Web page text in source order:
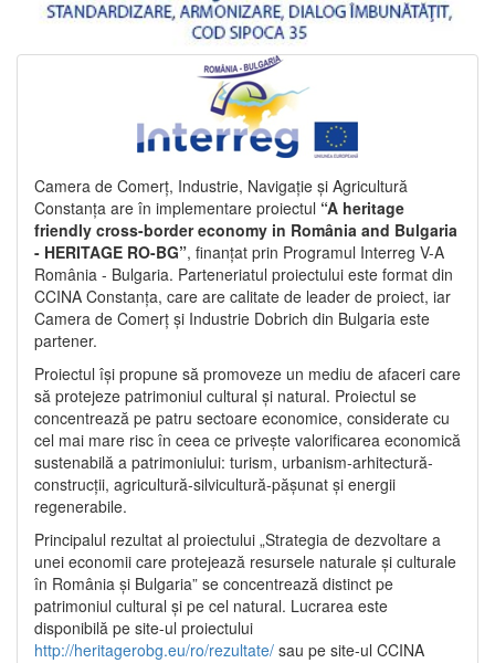
Camera de Comerț, Industrie, Navigație și Agricultură
Constanța are în implementare proiectul “A heritage
friendly cross-border economy in România and Bulgaria
- HERITAGE RO-BG”, finanțat prin Programul Interreg V-A
România - Bulgaria. Parteneriatul proiectului este format din
CCINA Constanța, care are calitate de leader de proiect, iar
Camera de Comerț și Industrie Dobrich din Bulgaria este
partener.
Proiectul își propune să promoveze un mediu de afaceri care
să protejeze patrimoniul cultural și natural. Proiectul se
concentrează pe patru sectoare economice, considerate cu
cel mai mare risc în ceea ce privește valorificarea economică
sustenabilă a patrimoniului: turism, urbanism-arhitectură-
construcții, agricultură-silvicultură-pășunat și energii
regenerabile.
Principalul rezultat al proiectului „Strategia de dezvoltare a
unei economii care protejează resursele naturale și culturale
în România și Bulgaria” se concentrează distinct pe
patrimoniul cultural și pe cel natural. Lucrarea este
disponibilă pe site-ul proiectului
http://heritagerobg.eu/ro/rezultate/ sau pe site-ul CCINA